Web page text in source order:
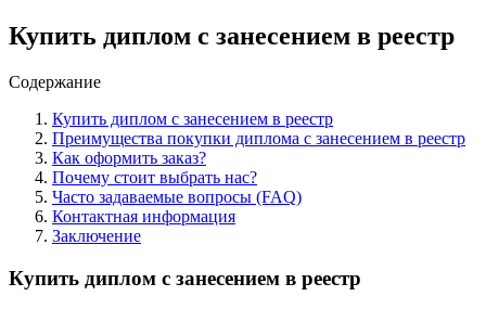
Купить диплом с занесением в реестр
Содержание
Купить диплом с занесением в реестр
Преимущества покупки диплома с занесением в реестр
Как оформить заказ?
Почему стоит выбрать нас?
Часто задаваемые вопросы (FAQ)
Контактная информация
Заключение
Купить диплом с занесением в реестр